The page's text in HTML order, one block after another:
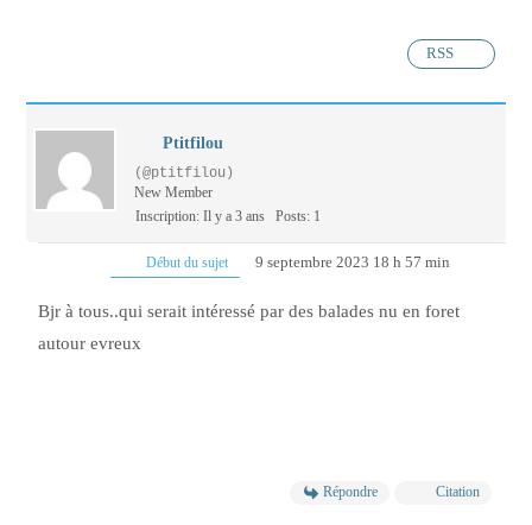
RSS
Ptitfilou
(@ptitfilou)
New Member
Inscription: Il y a 3 ans Posts: 1
Début du sujet 9 septembre 2023 18 h 57 min
Bjr à tous..qui serait intéressé par des balades nu en foret
autour evreux
Répondre Citation